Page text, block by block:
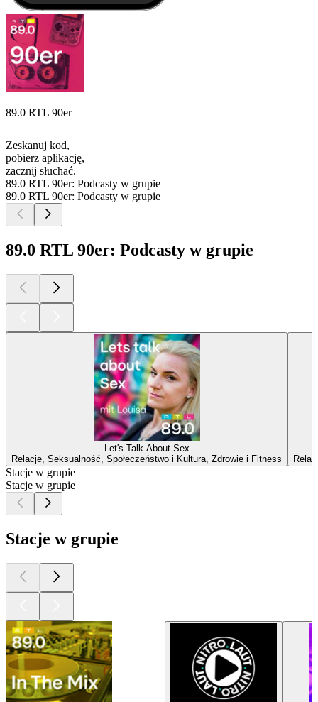
89.0 RTL 90er
Zeskanuj kod,
pobierz aplikację,
zacznij słuchać.
89.0 RTL 90er: Podcasty w grupie
89.0 RTL 90er: Podcasty w grupie
89.0 RTL 90er: Podcasty w grupie
Let's Talk About Sex
Relacje, Seksualność, Społeczeństwo i Kultura, Zdrowie i Fitness
Stacje w grupie
Stacje w grupie
Stacje w grupie